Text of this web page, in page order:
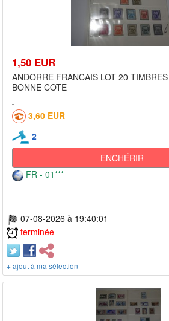
1,50 EUR
ANDORRE FRANCAIS LOT 20
BONNE COTE
3,60 EUR
2
ENCHÉRIR
FR - 01***
07-08-2026 à 19:40:01
terminée
+ ajout à ma sélection